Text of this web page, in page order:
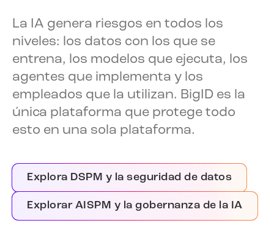
La IA genera riesgos en todos los
niveles: los datos con los que se
entrena, los modelos que ejecuta, los
agentes que implementa y los
empleados que la utilizan. BigID es la
única plataforma que protege todo
esto en una sola plataforma.
Explora DSPM y la seguridad de datos
Explorar AISPM y la gobernanza de la IA